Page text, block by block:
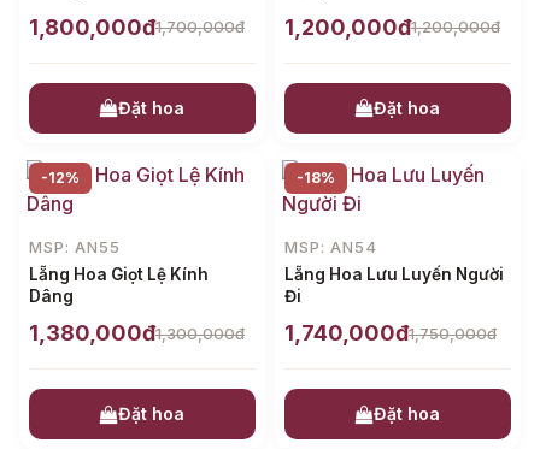
1,800,000đ1,700,000đ
Đặt hoa
1,200,000đ1,200,000đ
Đặt hoa
-12%
MSP: AN55
Lẵng Hoa Giọt Lệ Kính
Dâng
1,380,000đ1,300,000đ
Đặt hoa
-18%
MSP: AN54
Lẵng Hoa Lưu Luyến Người
Đi
1,740,000đ1,750,000đ
Đặt hoa